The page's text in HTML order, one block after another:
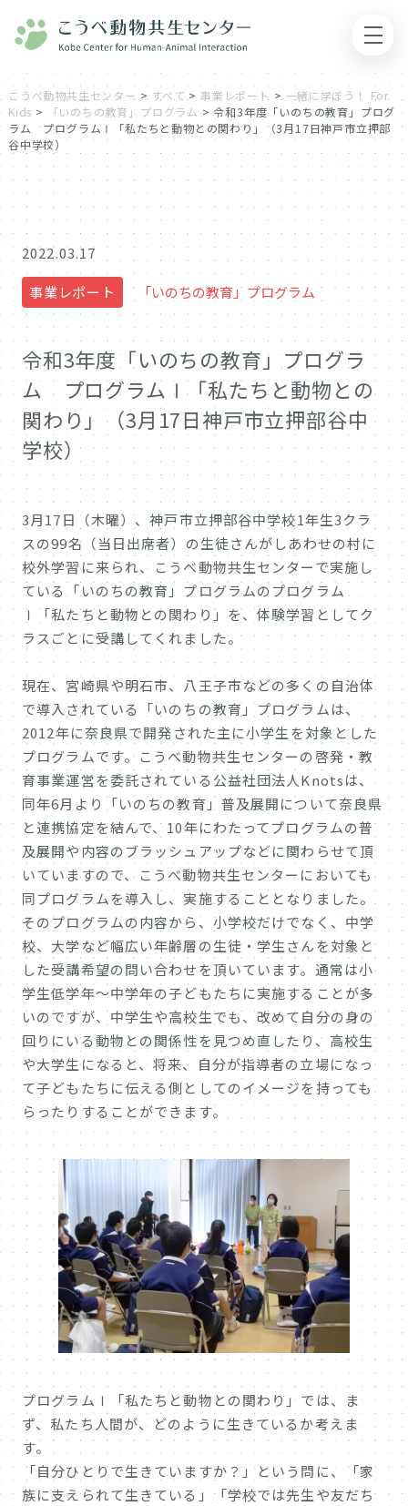
こうべ動物共生センター > すべて > 事業レポート > 一緒に学ぼう！ For
Kids > 「いのちの教育」プログラム >令和3年度「いのちの教育」プログ
ラム プログラムⅠ「私たちと動物との関わり」（3月17日神戸市立押部
谷中学校）
事業レポート 「いのちの教育」プログラム
2022.03.17
令和3年度「いのちの教育」プログラ
ム プログラムⅠ「私たちと動物との
関わり」（3月17日神戸市立押部谷中
学校）
3月17日（木曜）、神戸市立押部谷中学校1年生3クラ
スの99名（当日出席者）の生徒さんがしあわせの村に
校外学習に来られ、こうべ動物共生センターで実施し
ている「いのちの教育」プログラムのプログラム
Ⅰ「私たちと動物との関わり」を、体験学習としてク
ラスごとに受講してくれました。
現在、宮崎県や明石市、八王子市などの多くの自治体
で導入されている「いのちの教育」プログラムは、
2012年に奈良県で開発された主に小学生を対象とした
プログラムです。こうべ動物共生センターの啓発・教
育事業運営を委託されている公益社団法人Knotsは、
同年6月より「いのちの教育」普及展開について奈良県
と連携協定を結んで、10年にわたってプログラムの普
及展開や内容のブラッシュアップなどに関わらせて頂
いていますので、こうべ動物共生センターにおいても
同プログラムを導入し、実施することとなりました。
そのプログラムの内容から、小学校だけでなく、中学
校、大学など幅広い年齢層の生徒・学生さんを対象と
した受講希望の問い合わせを頂いています。通常は小
学生低学年〜中学年の子どもたちに実施することが多
いのですが、中学生や高校生でも、改めて自分の身の
回りにいる動物との関係性を見つめ直したり、高校生
や大学生になると、将来、自分が指導者の立場になっ
て子どもたちに伝える側としてのイメージを持っても
らったりすることができます。
プログラムⅠ「私たちと動物との関わり」では、ま
ず、私たち人間が、どのように生きているか考えま
す。
「自分ひとりで生きていますか？」という問に、「家
族に支えられて生きている」「学校では先生や友だち